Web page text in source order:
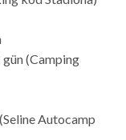
(Camping
Autocamp